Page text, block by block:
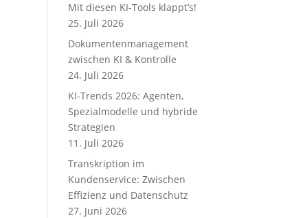
Mit diesen KI-Tools klappt’s!
25. Juli 2026
Dokumentenmanagement
zwischen KI & Kontrolle
24. Juli 2026
KI-Trends 2026: Agenten,
Spezialmodelle und hybride
Strategien
11. Juli 2026
Transkription im
Kundenservice: Zwischen
Effizienz und Datenschutz
27. Juni 2026